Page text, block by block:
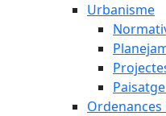
Urbanisme
Ordenances